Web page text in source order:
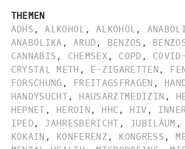
THEMEN
ADHS , ALKOHOL , ALKOHOL ,
ANABOLIKA , ARUD , BENZOS ,
CANNABIS , CHEMSEX , COPD ,
CRYSTAL METH , E-ZIGARETTEN ,
FORSCHUNG , FREITAGSFRAGEN ,
HANDYSUCHT, HAUSARZTMEDIZIN ,
HEPNET , HEROIN , HHC , HIV ,
IPED , JAHRESBERICHT , JUBILÄUM ,
KOKAIN , KONFERENZ , KONGRESS ,